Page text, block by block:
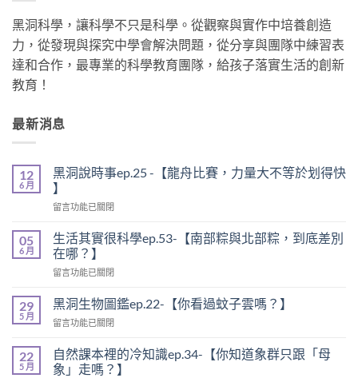
黑洞科學，讓科學不只是科學。從觀察與實作中培養創造
力，從發現與探究中學會解決問題，從分享與團隊中練習表
達和合作，最專業的科學教育團隊，給孩子落實生活的創新
教育！
最新消息
12
6 月
黑洞說時事ep.25 -【龍舟比賽，力量大不等於划得快
】
留言功能已關閉
05
6 月
生活其實很科學ep.53-【南部粽與北部粽，到底差別
在哪？】
留言功能已關閉
29
5 月
黑洞生物圖鑑ep.22-【你看過蚊子雲嗎？】
留言功能已關閉
22
5 月
自然課本裡的冷知識ep.34-【你知道象群只跟「母
象」走嗎？】